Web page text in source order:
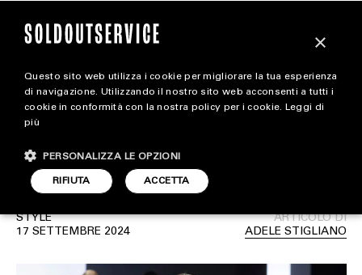
magazine
STYLE
FOOTWEAR
ACCESSORIES
Il calendario della Milano
Fashion Week Donna
Spring/Summer 2025
STYLE
17 SETTEMBRE 2024
ARTICOLO DI
ADELE STIGLIANO
×
Questo sito web utilizza i cookie per migliorare la tua esperienza
di navigazione. Utilizzando il nostro sito web acconsenti a tutti i
cookie in conformità con la nostra policy per i cookie. Leggi di
più
ACCETTA
RIFIUTA
PERSONALIZZA LE OPZIONI